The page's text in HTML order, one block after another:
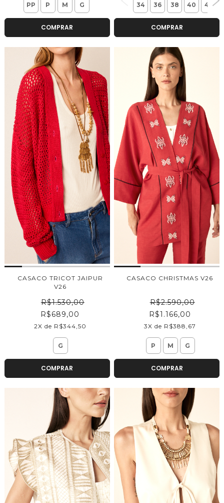
PP P M G
COMPRAR
34 36 38 40 42
COMPRAR
CASACO TRICOT JAIPUR
V26
R$1.530,00
R$689,00
2X de R$344,50
G
COMPRAR
CASACO CHRISTMAS V26
R$2.590,00
R$1.166,00
3X de R$388,67
P M G
COMPRAR